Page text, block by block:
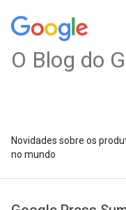
O Blog do
Novidades sobre os
no mundo